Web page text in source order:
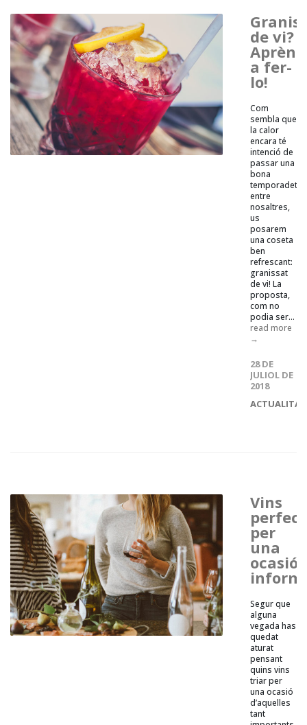
de vi?
Aprèn
a fer-
lo!
Com
sembla que
la calor
encara té
intenció de
passar una
bona
temporadeta
entre
nosaltres,
us
posarem
una coseta
ben
refrescant:
granissat
de vi! La
proposta,
com no
podia ser...
read more
→
28 DE
JULIOL DE
2018
ACTUALITAT
Vins
per
una
ocasió
Segur que
alguna
vegada has
quedat
aturat
pensant
quins vins
triar per
una ocasió
d’aquelles
tant